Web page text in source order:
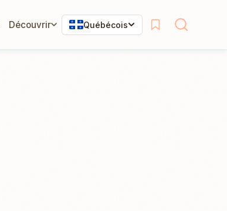
Découvrir Québécois